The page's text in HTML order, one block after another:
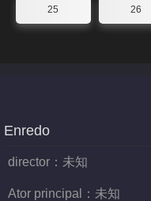
25 26
Enredo
director： 未知
Ator principal： 未知